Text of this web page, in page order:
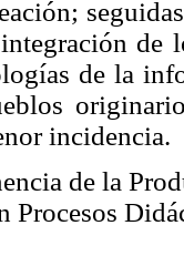
de
de la
incidencia.
de la
Procesos